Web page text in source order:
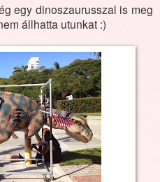
egy dinoszaurusszal is meg
állhatta utunkat :)